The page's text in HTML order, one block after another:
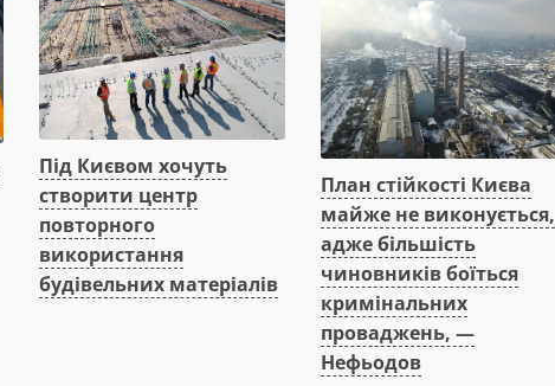
Під Києвом хочуть
створити центр
повторного
використання
будівельних матеріалів
План стійкості Києва
майже не виконується,
адже більшість
чиновників боїться
кримінальних
проваджень, —
Нефьодов